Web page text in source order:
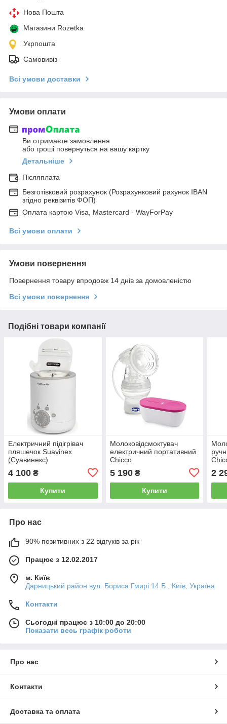
Нова Пошта
Магазини Rozetka
Укрпошта
Самовивіз
Всі умови доставки
Умови оплати
Ви отримаєте замовлення
або гроші повернуться на вашу картку
Детальніше
Післяплата
Безготівковий розрахунок (Розрахунковий рахунок IBAN
згідно реквізитів ФОП)
Оплата картою Visa, Mastercard - WayForPay
Всі умови оплати
Умови повернення
Повернення товару впродовж 14 днів за домовленістю
Всі умови повернення
Подібні товари компанії
Електричний підігрівач
пляшечок Suavinex
(Суавинекс)
4 100 ₴
Купити
Молоковідсмоктувач
електричний портативний
Chicco
5 190₴
Купити
2
Про нас
90% позитивних з 22 відгуків за рік
Працює з 12.02.2017
м. Київ
Дарницький район вул. Бориса Гмирі 14 Б , Київ, Україна
Контакти
Сьогодні працює з 10:00 до 20:00
Показати весь графік роботи
Про нас
Контакти
Доставка та оплата